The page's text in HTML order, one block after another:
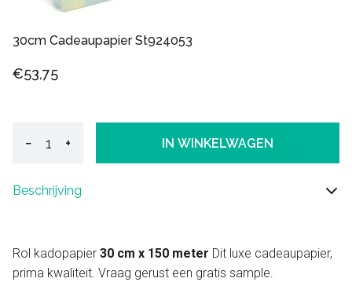
30cm Cadeaupapier St924053
€53,75
− + IN WINKELWAGEN
Beschrijving
Rol kadopapier 30 cm x 150 meter Dit luxe cadeaupapier,
prima kwaliteit. Vraag gerust een gratis sample.